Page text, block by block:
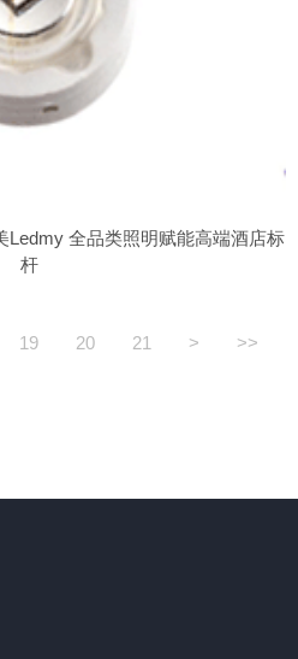
全品类照明赋能高端酒店标
杆
19 20 21 > >>